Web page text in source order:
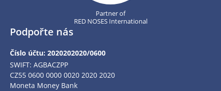
Partner of
RED NOSES International
Podpořte nás
Číslo účtu: 2020202020/0600
SWIFT: AGBACZPP
CZ55 0600 0000 0020 2020 2020
Moneta Money Bank